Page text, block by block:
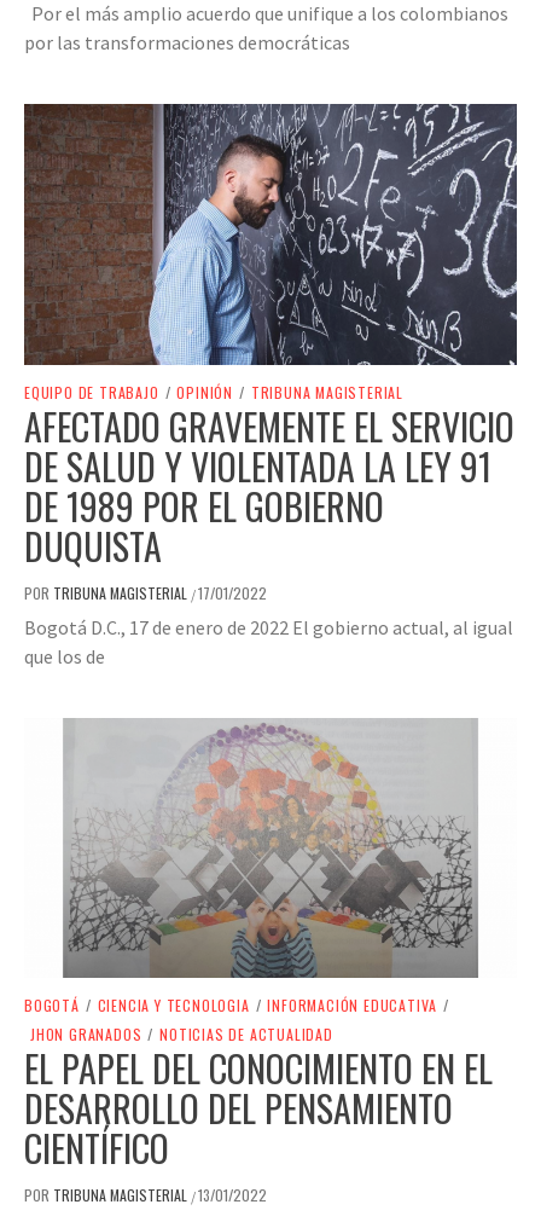
Por el más amplio acuerdo que unifique a los colombianos
por las transformaciones democráticas
EQUIPO DE TRABAJO / OPINIÓN / TRIBUNA MAGISTERIAL
AFECTADO GRAVEMENTE EL SERVICIO
DE SALUD Y VIOLENTADA LA LEY 91
DE 1989 POR EL GOBIERNO
DUQUISTA
POR TRIBUNA MAGISTERIAL /17/01/2022
Bogotá D.C., 17 de enero de 2022 El gobierno actual, al igual
que los de
BOGOTÁ / CIENCIA Y TECNOLOGIA / INFORMACIÓN EDUCATIVA /
JHON GRANADOS / NOTICIAS DE ACTUALIDAD
EL PAPEL DEL CONOCIMIENTO EN EL
DESARROLLO DEL PENSAMIENTO
CIENTÍFICO
POR TRIBUNA MAGISTERIAL /13/01/2022